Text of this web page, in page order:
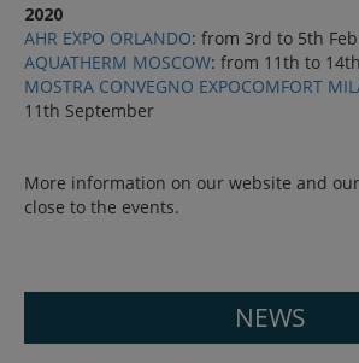
2020
AHR EXPO ORLANDO: from 3rd to 5th
AQUATHERM MOSCOW: from 11th to
MOSTRA CONVEGNO EXPOCOMFORT
11th September
More information on our website and
close to the events.
NEWS